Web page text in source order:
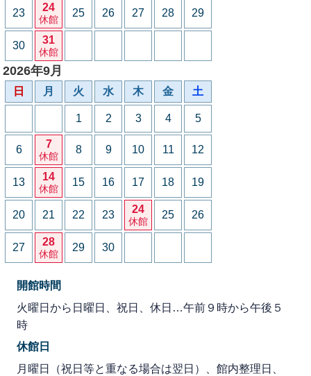
23 24
休館
25 26 27 28 29
30 31
休館
2026年9月
日 月 火 水 木 金 土
1 2 3 4 5
6 7
休館
8 9 10 11 12
13 14
休館
15 16 17 18 19
20 21 22 23 24
休館
25 26
27 28
休館
29 30
開館時間
火曜日から日曜日、祝日、休日…午前９時から午後５
時
休館日
月曜日（祝日等と重なる場合は翌日）、館内整理日、